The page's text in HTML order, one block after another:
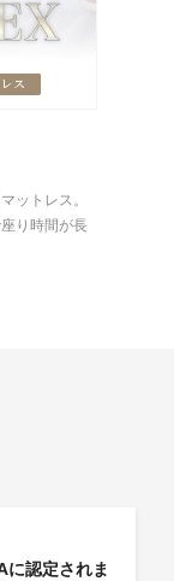
ットレス。
り時間が長
認定されま